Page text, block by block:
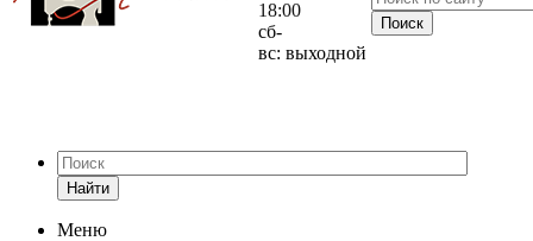
18:00
сб-
вс: выходной
Найти
Меню